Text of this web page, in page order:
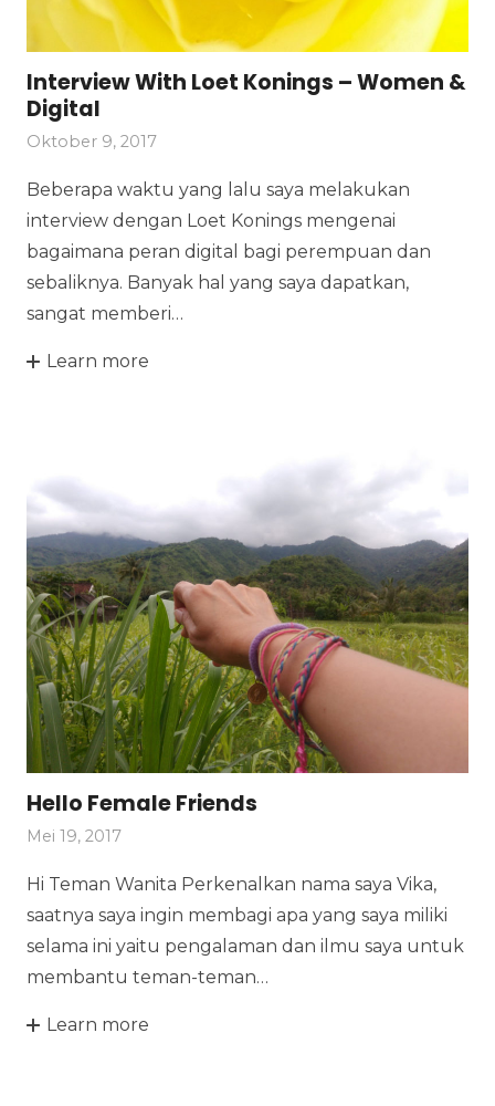
Interview With Loet Konings – Women &
Digital
Oktober 9, 2017
Beberapa waktu yang lalu saya melakukan
interview dengan Loet Konings mengenai
bagaimana peran digital bagi perempuan dan
sebaliknya. Banyak hal yang saya dapatkan,
sangat memberi…
Learn more
Hello Female Friends
Mei 19, 2017
Hi Teman Wanita Perkenalkan nama saya Vika,
saatnya saya ingin membagi apa yang saya miliki
selama ini yaitu pengalaman dan ilmu saya untuk
membantu teman-teman…
Learn more